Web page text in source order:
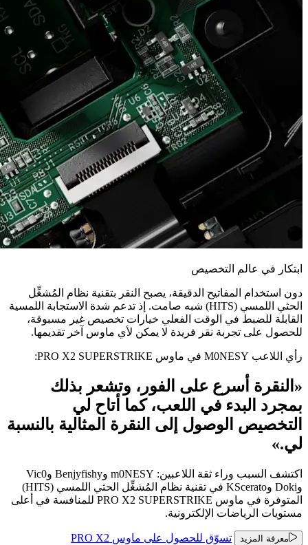
ابتكار في عالم التخصيص
دون استخدام المفاتيح الدقيقة، يصبح النقر بتقنية نظام المُشغِّل
الحثي اللمسي (HITS) شبه صامت. إذ تدعم شدة الاستجابة اللمسية
القابلة للضبط في الوقت الفعلي خيارات تخصيص غير مسبوقة،
للحصول على تجربة نقر فريدة لا يمكن لأي ماوس آخر تقديمها.
رأي اللاعب M0NESY في ماوس ‏PRO X2 SUPERSTRIKE:
«النقرة أسرع على الفور، وتشعر بذلك
بمجرد البدء في اللعب، كما أتاح لي
التخصيص الوصول إلى النقرة المثالية بالنسبة
لي.»
اكتشف السبب وراء ثقة اللاعبين: m0NESY وBenjyfishy وVic0
وDoki وKScerato في تقنية نظام المُشغِّل الحثي اللمسي (HITS)
المتوفرة في ماوس PRO X2 SUPERSTRIKE للمنافسة في أعلى
مستويات الرياضات الإلكترونية.
معرفة المزيد
تسوّق للحصول على ماوس ‏PRO X2